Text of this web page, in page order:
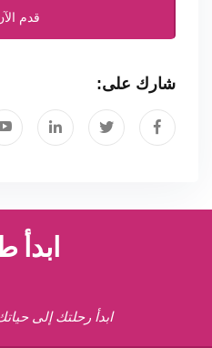
قدم
شارك على:
ابدأ
ابدأ رحلتك إلى